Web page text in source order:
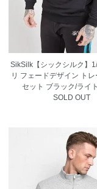
SikSilk【シックシルク】
リ フェードデザイン ト
セット ブラック/ライ
SOLD OUT